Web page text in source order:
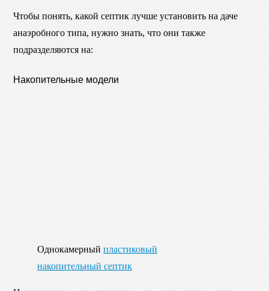
Чтобы понять, какой септик лучше установить на даче
анаэробного типа, нужно знать, что они также
подразделяются на:
Накопительные модели
Однокамерный пластиковый
накопительный септик